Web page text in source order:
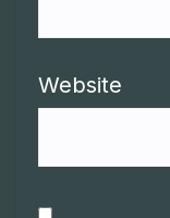
Website